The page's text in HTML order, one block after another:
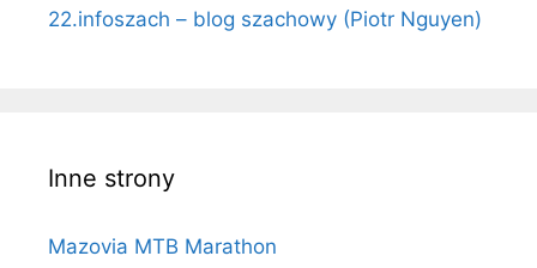
22.infoszach – blog szachowy (Piotr Nguyen)
Inne strony
Mazovia MTB Marathon